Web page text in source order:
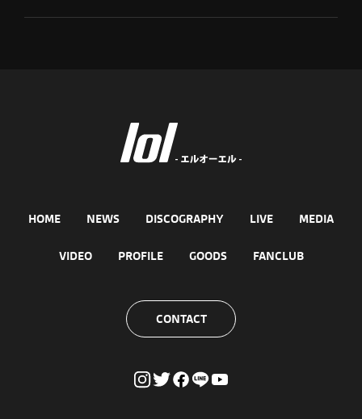
HOME NEWS DISCOGRAPHY LIVE MEDIA
VIDEO PROFILE GOODS FANCLUB
CONTACT